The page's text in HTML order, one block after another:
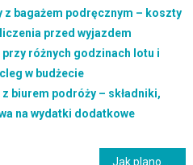
z bagażem podręcznym – koszty
przed wyjazdem
różnych godzinach lotu i
w budżecie
biurem podróży – składniki,
na wydatki dodatkowe